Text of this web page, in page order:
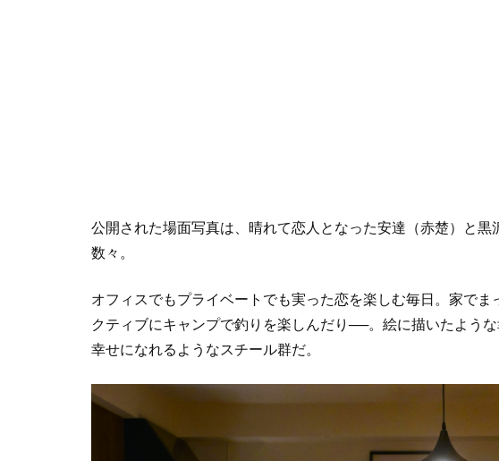
公開された場面写真は、晴れて恋人となった安達（赤楚）と
数々。
オフィスでもプライベートでも実った恋を楽しむ毎日。家で
クティブにキャンプで釣りを楽しんだり──。絵に描いたよう
幸せになれるようなスチール群だ。